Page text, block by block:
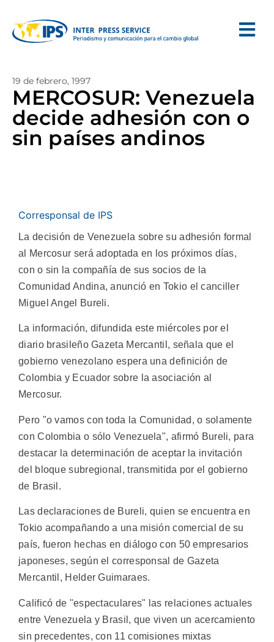
19 de febrero, 1997
MERCOSUR: Venezuela
decide adhesión con o
sin países andinos
Corresponsal de IPS
La decisión de Venezuela sobre su adhesión formal
al Mercosur será adoptada en los próximos días,
con o sin la compañía de sus socios de la
Comunidad Andina, anunció en Tokio el canciller
Miguel Angel Bureli.
La información, difundida este miércoles por el
diario brasileño Gazeta Mercantil, señala que el
gobierno venezolano espera una definición de
Colombia y Ecuador sobre la asociación al
Mercosur.
Pero "o vamos con toda la Comunidad, o solamente
con Colombia o sólo Venezuela", afirmó Bureli, para
destacar la determinación de aceptar la invitación
del bloque subregional, transmitida por el gobierno
de Brasil.
Las declaraciones de Bureli, quien se encuentra en
Tokio acompañando a una misión comercial de su
país, fueron hechas en diálogo con 50 empresarios
japoneses, según el corresponsal de Gazeta
Mercantil, Helder Guimaraes.
Calificó de "espectaculares" las relaciones actuales
entre Venezuela y Brasil, que viven un acercamiento
sin precedentes, con 11 comisiones mixtas